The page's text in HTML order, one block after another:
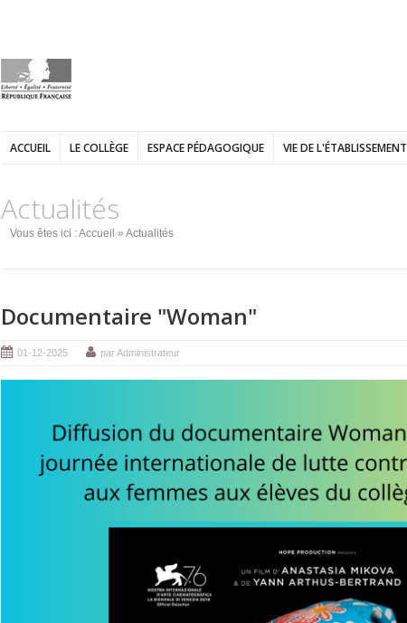
ACCUEIL LE COLLÈGE ESPACE PÉDAGOGIQUE VIE DE L'ÉTABLISSEMENT
Actualités
Vous êtes ici :Accueil » Actualités
Documentaire "Woman"
01-12-2025 par Administrateur